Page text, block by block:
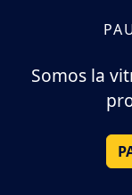
Somos la